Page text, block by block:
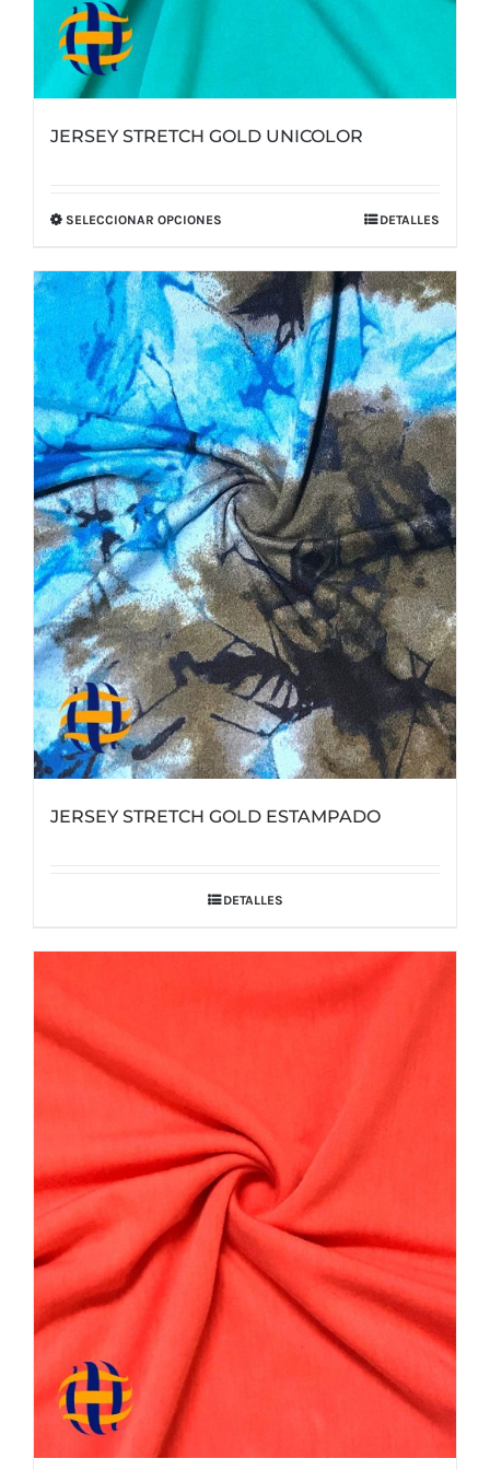
JERSEY STRETCH GOLD UNICOLOR
SELECCIONAR OPCIONES
tiene
múltiples
variantes.
Las
opciones
se
pueden
elegir
en
la
página
de
producto
DETALLES
JERSEY STRETCH GOLD ESTAMPADO
DETALLES